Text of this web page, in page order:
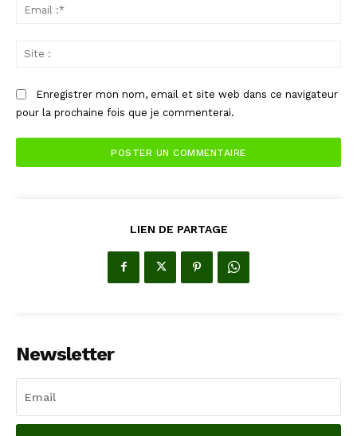
Enregistrer mon nom, email et site web dans ce navigateur
pour la prochaine fois que je commenterai.
LIEN DE PARTAGE
Newsletter